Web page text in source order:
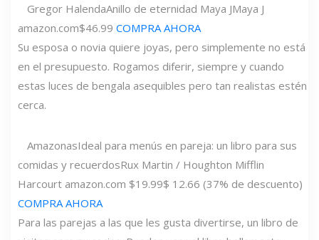
Gregor HalendaAnillo de eternidad Maya JMaya J
amazon.com$46.99 COMPRA AHORA
Su esposa o novia quiere joyas, pero simplemente no está
en el presupuesto. Rogamos diferir, siempre y cuando
estas luces de bengala asequibles pero tan realistas estén
cerca.
AmazonasIdeal para menús en pareja: un libro para sus
comidas y recuerdosRux Martin / Houghton Mifflin
Harcourt amazon.com $19.99$ 12.66 (37% de descuento)
COMPRA AHORA
Para las parejas a las que les gusta divertirse, un libro de